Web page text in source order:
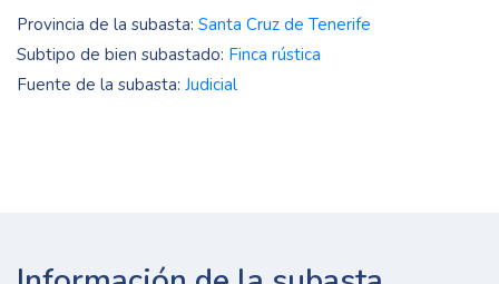
Provincia de la subasta: Santa Cruz de Tenerife
Subtipo de bien subastado: Finca rústica
Fuente de la subasta: Judicial